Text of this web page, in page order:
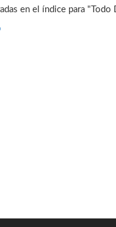
en el índice para "Todo